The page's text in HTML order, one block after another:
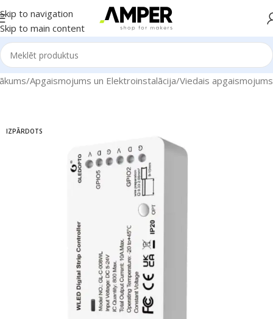
Skip to navigation
Skip to main content
/Apgaismojums un Elektroinstalācija/Viedais apgaismojums
IZPĀRDOTS